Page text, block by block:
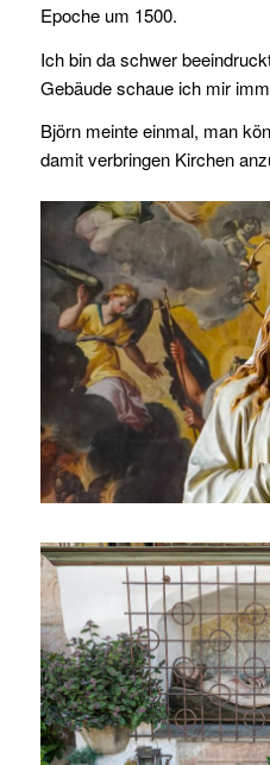
Epoche um 1500.
Ich bin da schwer
Gebäude schaue ich mir
Björn meinte einmal, man
damit verbringen Kirchen